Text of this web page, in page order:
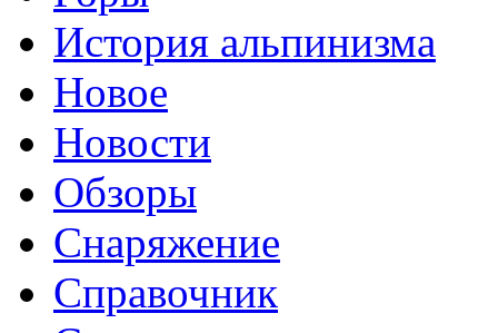
История альпинизма
Новое
Новости
Обзоры
Снаряжение
Справочник